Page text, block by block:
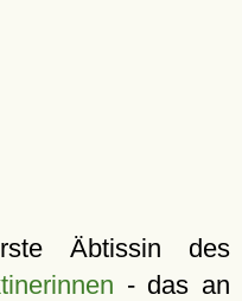
Äbtissin des
- das an